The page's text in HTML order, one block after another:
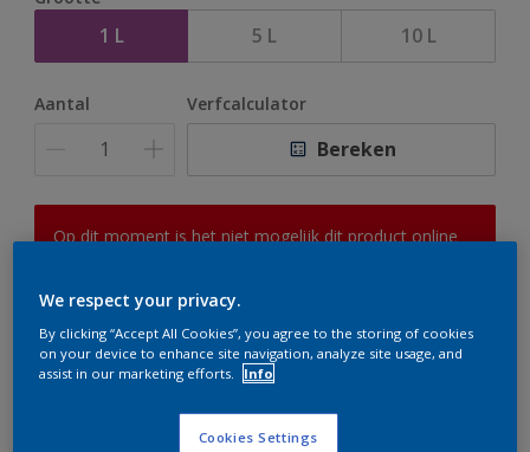
1 L 5 L 10 L
Aantal Verfcalculator
Bereken
Op dit moment is het niet mogelijk dit product online
Boodschappenlijst
We respect your privacy.
By clicking “Accept All Cookies”, you agree to the storing of cookies
on your device to enhance site navigation, analyze site usage, and
assist in our marketing efforts.
Info
Cookies Settings